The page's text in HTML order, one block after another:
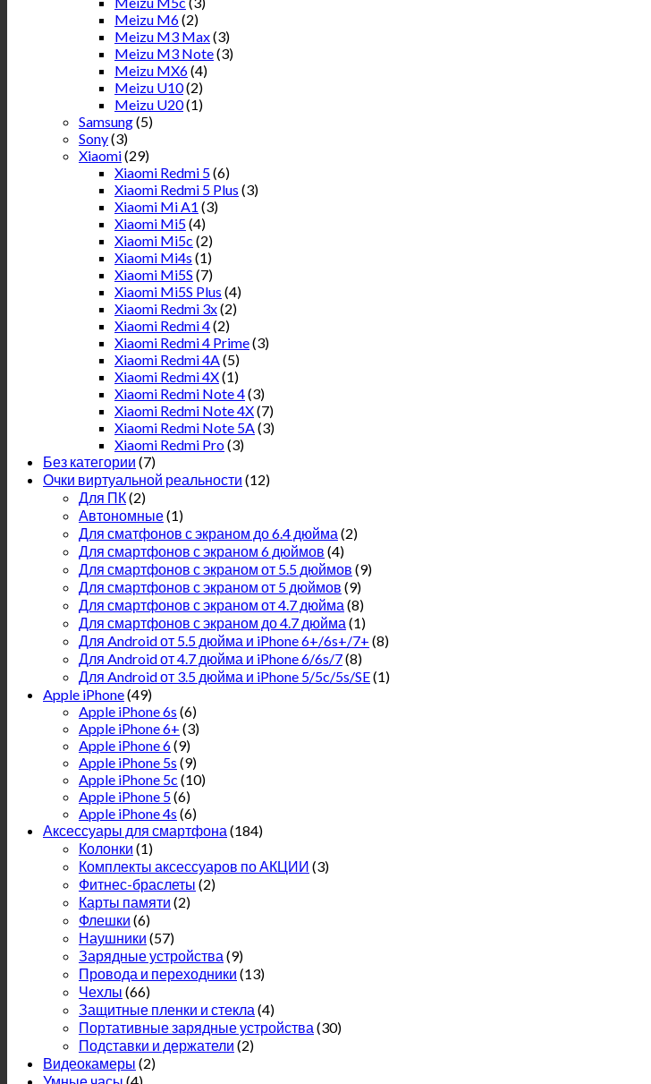
Meizu M6(2)
Meizu M3 Max(3)
Meizu M3 Note(3)
Meizu MX6(4)
Meizu U10(2)
Meizu U20(1)
Samsung(5)
Sony(3)
Xiaomi(29)
Xiaomi Redmi 5(6)
Xiaomi Redmi 5 Plus (3)
Xiaomi Mi A1 (3)
Xiaomi Mi5(4)
Xiaomi Mi5c (2)
Xiaomi Mi4s (1)
Xiaomi Mi5S (7)
Xiaomi Mi5S Plus (4)
Xiaomi Redmi 3x(2)
Xiaomi Redmi 4(2)
Xiaomi Redmi 4 Prime(3)
Xiaomi Redmi 4A(5)
Xiaomi Redmi 4X(1)
Xiaomi Redmi Note 4(3)
Xiaomi Redmi Note 4X(7)
Xiaomi Redmi Note 5A(3)
Xiaomi Redmi Pro(3)
Без категории (7)
Очки виртуальной реальности (12)
Для ПК(2)
Автономные(1)
Для сматфонов с экраном до 6.4 дюйма (2)
Для смартфонов с экраном 6 дюймов (4)
Для смартфонов с экраном от 5.5 дюймов (9)
Для смартфонов с экраном от 5 дюймов (9)
Для смартфонов с экраном от 4.7 дюйма (8)
Для смартфонов с экраном до 4.7 дюйма (1)
Для Android от 5.5 дюйма и iPhone 6+/6s+/7+ (8)
Для Android от 4.7 дюйма и iPhone 6/6s/7(8)
Для Android от 3.5 дюйма и iPhone 5/5c/5s/SE(1)
Apple iPhone(49)
Apple iPhone 6s (6)
Apple iPhone 6+ (3)
Apple iPhone 6(9)
Apple iPhone 5s (9)
Apple iPhone 5c (10)
Apple iPhone 5(6)
Apple iPhone 4s (6)
Аксессуары для смартфона (184)
Колонки (1)
Комплекты аксессуаров по АКЦИИ (3)
Фитнес-браслеты (2)
Карты памяти (2)
Флешки (6)
Наушники (57)
Зарядные устройства (9)
Провода и переходники (13)
Чехлы (66)
Защитные пленки и стекла (4)
Портативные зарядные устройства (30)
Подставки и держатели (2)
Видеокамеры (2)